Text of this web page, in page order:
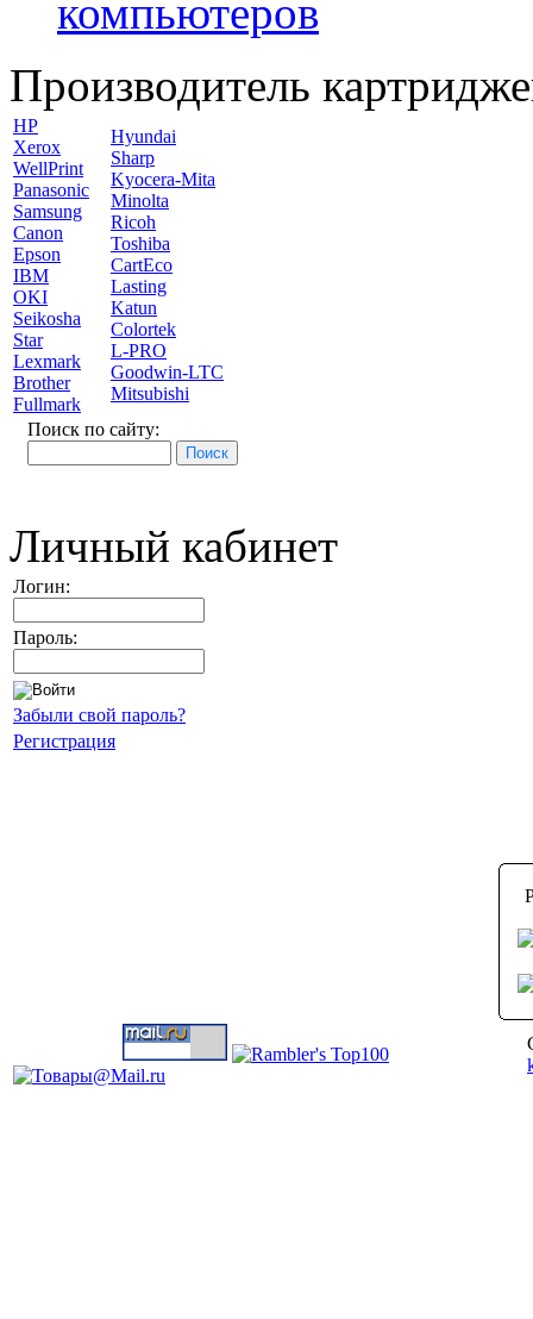
компьютеров
Производитель
HP
Xerox
WellPrint
Panasonic
Samsung
Canon
Epson
IBM
OKI
Seikosha
Star
Lexmark
Brother
Fullmark
Hyundai
Sharp
Kyocera-Mita
Minolta
Ricoh
Toshiba
CartEco
Lasting
Katun
Colortek
L-PRO
Goodwin-LTC
Mitsubishi
Поиск по сайту:
Личный кабинет
Логин:
Пароль:
Забыли свой пароль?
Регистрация